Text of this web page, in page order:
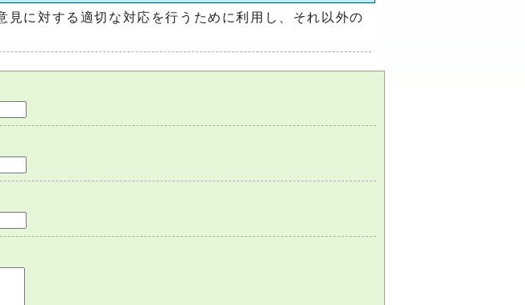
に対する適切な対応を行うために利用し、それ以外の